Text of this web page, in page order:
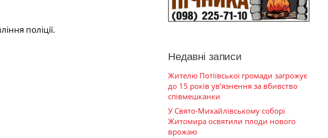
поліції.
Недавні записи
Жителю Потіївської громади загрожує
до 15 років ув’язнення за вбивство
співмешканки
У Свято-Михайлівському соборі
Житомира освятили плоди нового
врожаю